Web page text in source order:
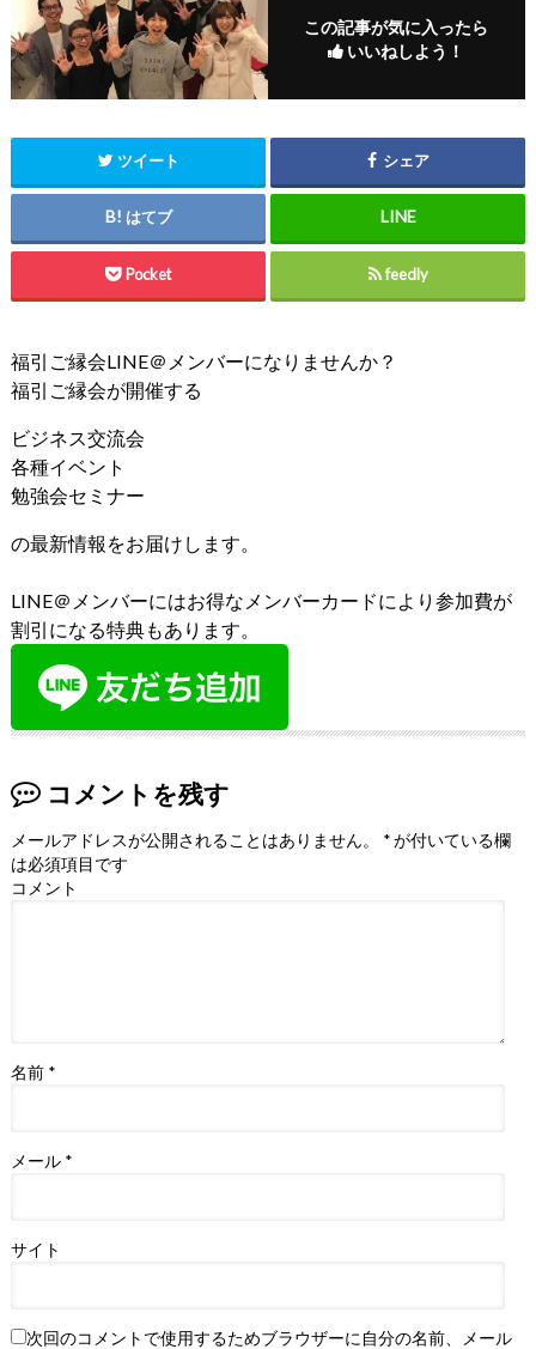
この記事が気に入ったら
いいねしよう！
ツイート シェア
はてブ
Pocket feedly
福引ご縁会LINE＠メンバーになりませんか？
福引ご縁会が開催する
ビジネス交流会
各種イベント
勉強会セミナー
の最新情報をお届けします。
LINE＠メンバーにはお得なメンバーカードにより参加費が
割引になる特典もあります。
コメントを残す
メールアドレスが公開されることはありません。 *が付いている欄
は必須項目です
コメント
名前 *
メール *
サイト
次回のコメントで使用するためブラウザーに自分の名前、メール